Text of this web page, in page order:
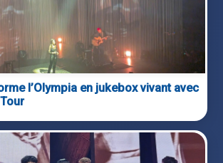
l’Olympia en jukebox vivant avec